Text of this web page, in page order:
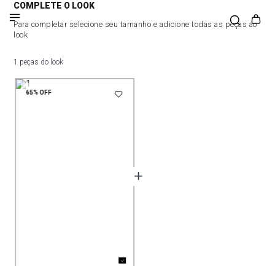
COMPLETE O LOOK
Para completar selecione seu tamanho e adicione todas as peças ao
look
1 peças do look
65%OFF